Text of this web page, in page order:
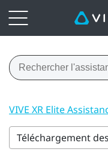
VIVE XR Elite
Téléchargement